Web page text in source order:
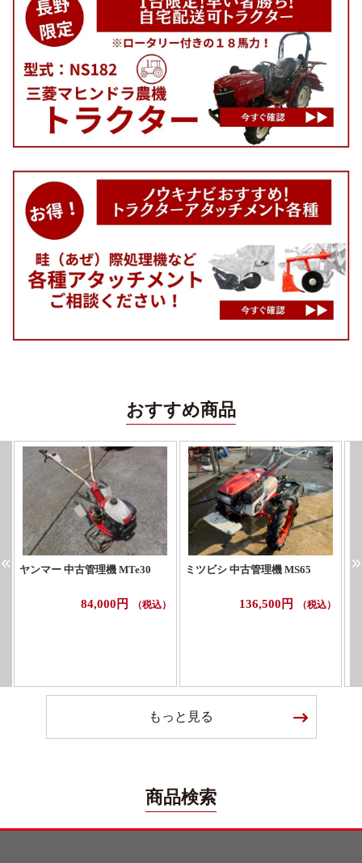
おすすめ商品
ヤンマー 中古管理機 MTe30
84,000円 （税込）
ミツビシ 中古管理機 MS65
136,500円 （税込）
もっと見る
商品検索